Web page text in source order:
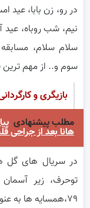
در رو، زن بابا، عید
سوم و.. از مهم
بازیگری و
مطلب پیشنهادی
هانا بعد از جراحی
۷۹،همسایه ها به عنوان کارگردان و بازیگر نیز حضور داشت.